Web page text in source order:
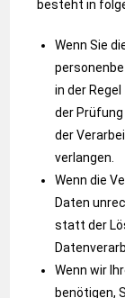
besteht in
Wenn Sie
in der
der
der
verlangen.
Wenn die
Daten
statt der
Wenn wir
benötigen,